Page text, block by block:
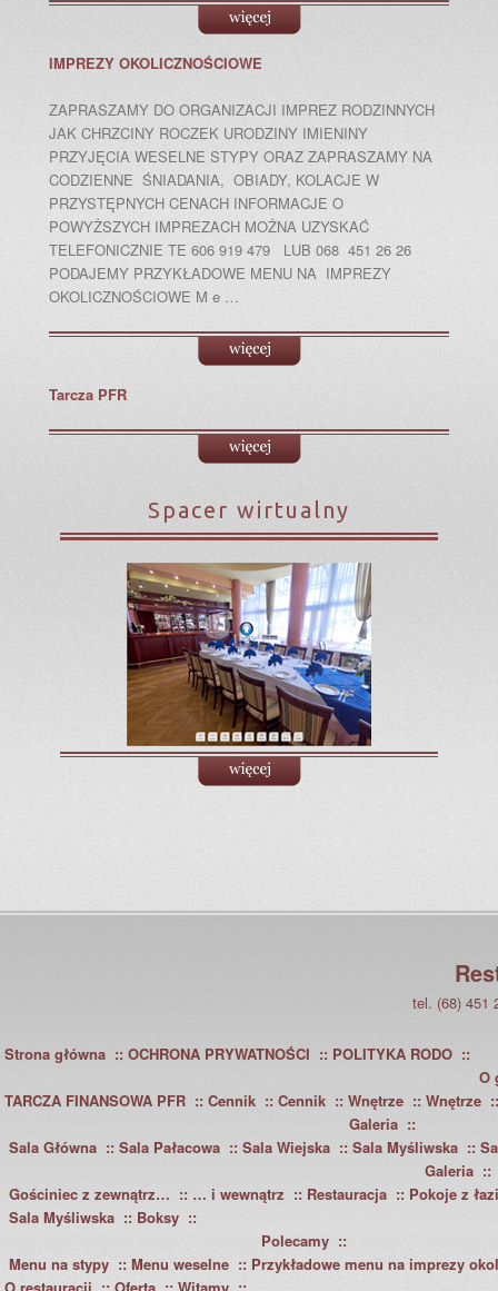
IMPREZY OKOLICZNOŚCIOWE
ZAPRASZAMY DO ORGANIZACJI IMPREZ RODZINNYCH
JAK CHRZCINY ROCZEK URODZINY IMIENINY
PRZYJĘCIA WESELNE STYPY ORAZ ZAPRASZAMY NA
CODZIENNE ŚNIADANIA, OBIADY, KOLACJE W
PRZYSTĘPNYCH CENACH INFORMACJE O
POWYŻSZYCH IMPREZACH MOŻNA UZYSKAĆ
TELEFONICZNIE TE 606 919 479 LUB 068 451 26 26
PODAJEMY PRZYKŁADOWE MENU NA IMPREZY
OKOLICZNOŚCIOWE M e …
Tarcza PFR
Spacer wirtualny
tel. (68) 451
Strona główna OCHRONA PRYWATNOŚCI
POLITYKA RODO
O
TARCZA FINANSOWA PFR
Cennik Cennik Wnętrze
Wnętrze
Galeria
Sala Główna
Sala Pałacowa Sala Wiejska Sala Myśliwska
Galeria
Gościniec z zewnątrz…
… i wewnątrz Restauracja
Pokoje z
Sala Myśliwska
Boksy
Polecamy
Menu na stypy
Menu weselne
Przykładowe menu na imprezy